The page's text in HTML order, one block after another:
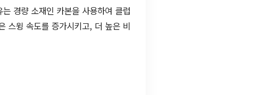
경량 소재인 카본을 사용하여 클럽
스윙 속도를 증가시키고, 더 높은 비